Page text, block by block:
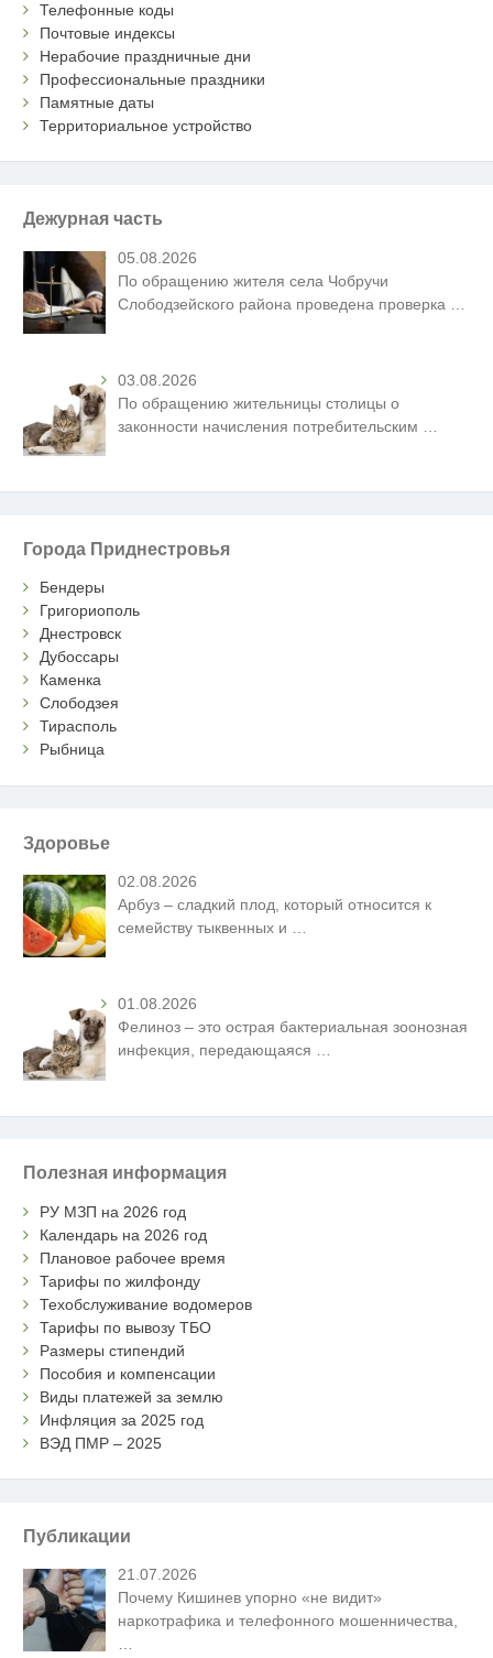
Телефонные коды
Почтовые индексы
Нерабочие праздничные дни
Профессиональные праздники
Памятные даты
Территориальное устройство
Дежурная часть
05.08.2026
По обращению жителя села Чобручи
Слободзейского района проведена проверка
03.08.2026
По обращению жительницы столицы о
законности начисления потребительским
Города Приднестровья
Бендеры
Григориополь
Днестровск
Дубоссары
Каменка
Слободзея
Тирасполь
Рыбница
Здоровье
02.08.2026
Арбуз – сладкий плод, который относится к
семейству тыквенных и
01.08.2026
Фелиноз – это острая бактериальная зоонозная
инфекция, передающаяся …
Полезная информация
РУ МЗП на 2026 год
Календарь на 2026 год
Плановое рабочее время
Тарифы по жилфонду
Техобслуживание водомеров
Тарифы по вывозу ТБО
Размеры стипендий
Пособия и компенсации
Виды платежей за землю
Инфляция за 2025 год
ВЭД ПМР – 2025
Публикации
21.07.2026
Почему Кишинев упорно «не видит»
наркотрафика и телефонного мошенничества,
…